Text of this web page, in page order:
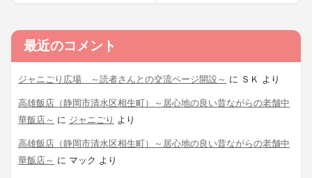
最近のコメント
ジャニごり広場 ～読者さんとの交流ページ開設～ に ＳＫ より
高雄飯店（静岡市清水区相生町）～居心地の良い昔ながらの老舗中
華飯店～ に ジャニごり より
高雄飯店（静岡市清水区相生町）～居心地の良い昔ながらの老舗中
華飯店～ に マック より